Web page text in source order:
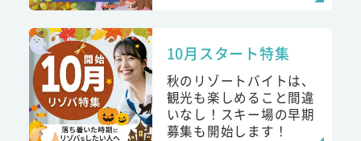
10月スタート特集
秋のリゾートバイトは、
観光も楽しめること間違
いなし！スキー場の早期
募集も開始します！